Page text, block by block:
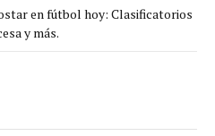
en fútbol hoy: Clasificatorios
y más.